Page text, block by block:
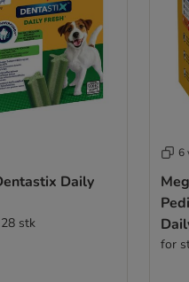
Daily
stk
6
for